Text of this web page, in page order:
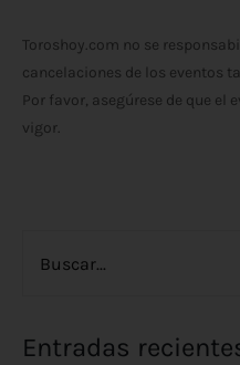
Toroshoy.com no se
cancelaciones de los eventos
Por favor, asegúrese de que el
vigor.
Entradas